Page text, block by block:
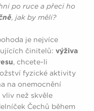
po ruce a přeci ho
, jak by měli?
je nejvíce
činitelů: výživa
, chcete-li
fyzické aktivity
na onemocnění
než skvěle
Čechů během